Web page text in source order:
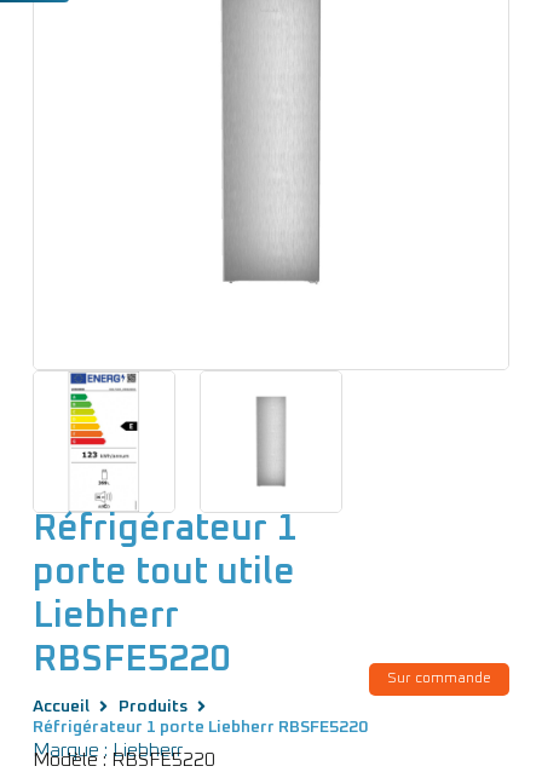
e
Réfrigérateur 1
porte tout utile
Liebherr
RBSFE5220
Sur commande
Accueil
Produits
Réfrigérateur 1 porte Liebherr RBSFE5220
Marque : Liebherr
Modèle : RBSFE5220